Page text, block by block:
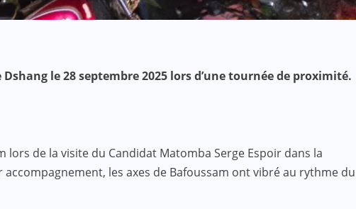
le 28 septembre 2025 lors d’une tournée de proximité.
de la visite du Candidat Matomba Serge Espoir dans la
les axes de Bafoussam ont vibré au rythme du